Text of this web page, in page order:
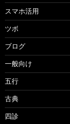
スマホ活用
ツボ
ブログ
一般向け
五行
古典
四診